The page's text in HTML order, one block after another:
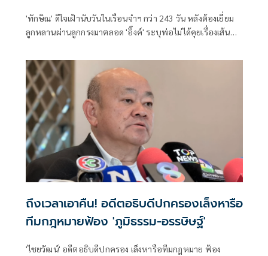
'ทักษิณ' ดีใจเฝ้านับวันในเรือนจำฯ กว่า 243 วัน หลังต้องเยี่ยม
ลูกหลานผ่านลูกกรงมาตลอด 'อิ๊งค์' ระบุพ่อไม่ได้คุยเรื่องเส้น
ต้อนรับ
ถึงเวลาเอาคืน! อดีตอธิบดีปกครองเล็งหารือ
ทีมกฎหมายฟ้อง 'ภูมิธรรม-อรรษิษฐ์'
'ไชยวัฒน์' อดีตอธิบดีปกครอง เล็งหารือทีมกฎหมาย ฟ้อง